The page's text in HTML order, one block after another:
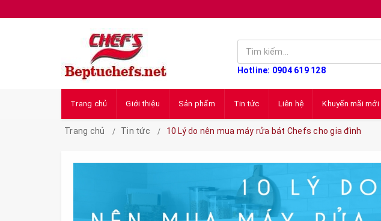
Hotline: 0904 619 128
Trang chủ Giới thiệu Sản phẩm Tin tức Liên hệ Khuyến mãi mới
Trang chủ Tin tức 10 Lý do nên mua máy rửa bát Chefs cho gia đình